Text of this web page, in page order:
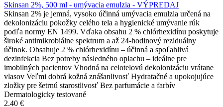
Skinsan 2%, 500 ml - umývacia emulzia - VÝPREDAJ
Skinsan 2% je jemná, vysoko účinná umývacia emulzia určená na
dekolonizáciu pokožky celého tela a hygienické umývanie rúk
podľa normy EN 1499. Vďaka obsahu 2 % chlórhexidínu poskytuje
široké antimikrobiálne spektrum a až 24-hodinový reziduálny
účinok. Obsahuje 2 % chlórhexidínu – účinná a spoľahlivá
dezinfekcia Bez potreby následného oplachu – ideálne pre
imobilných pacientov Vhodná na celotelovú dekolonizáciu vrátane
vlasov Veľmi dobrá kožná znášanlivosť Hydratačné a upokojujúce
zložky pre šetrnú starostlivosť Bez parfumácie a farbív
Dermatologicky testované
2.40 €